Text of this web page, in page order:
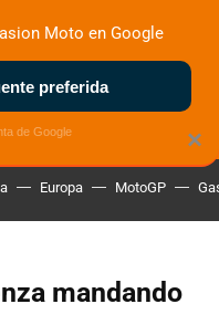
MOTOS ELÉCTRICAS
Europa MotoGP
mandando
×
Moto en Google
preferida
de Google